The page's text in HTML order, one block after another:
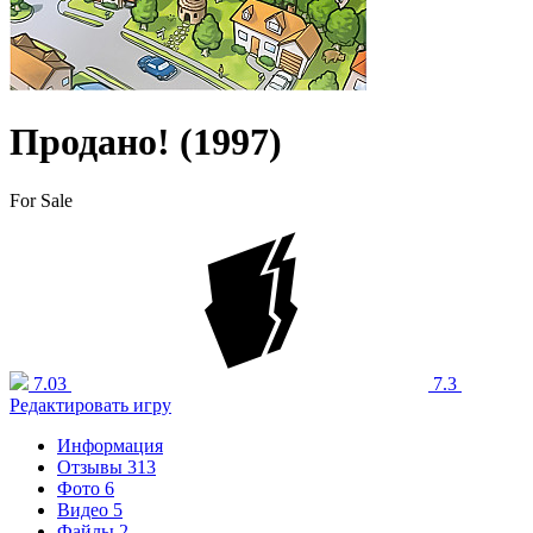
Продано! (1997)
For Sale
7.03
7.3
Редактировать игру
Информация
Отзывы 313
Фото 6
Видео 5